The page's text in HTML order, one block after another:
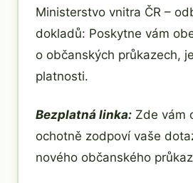
Ministerstvo vnitra ČR –
dokladů: Poskytne vám
o občanských průkazech,
platnosti.
Bezplatná linka: Zde vám
ochotně zodpoví vaše
nového občanského